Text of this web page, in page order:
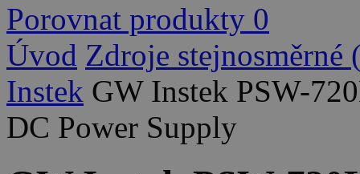
Porovnat produkty 0
Úvod Zdroje stejnosměrné
Instek GW Instek PSW-
DC Power Supply